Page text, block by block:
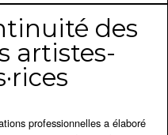
des
artistes-
professionnelles a élaboré